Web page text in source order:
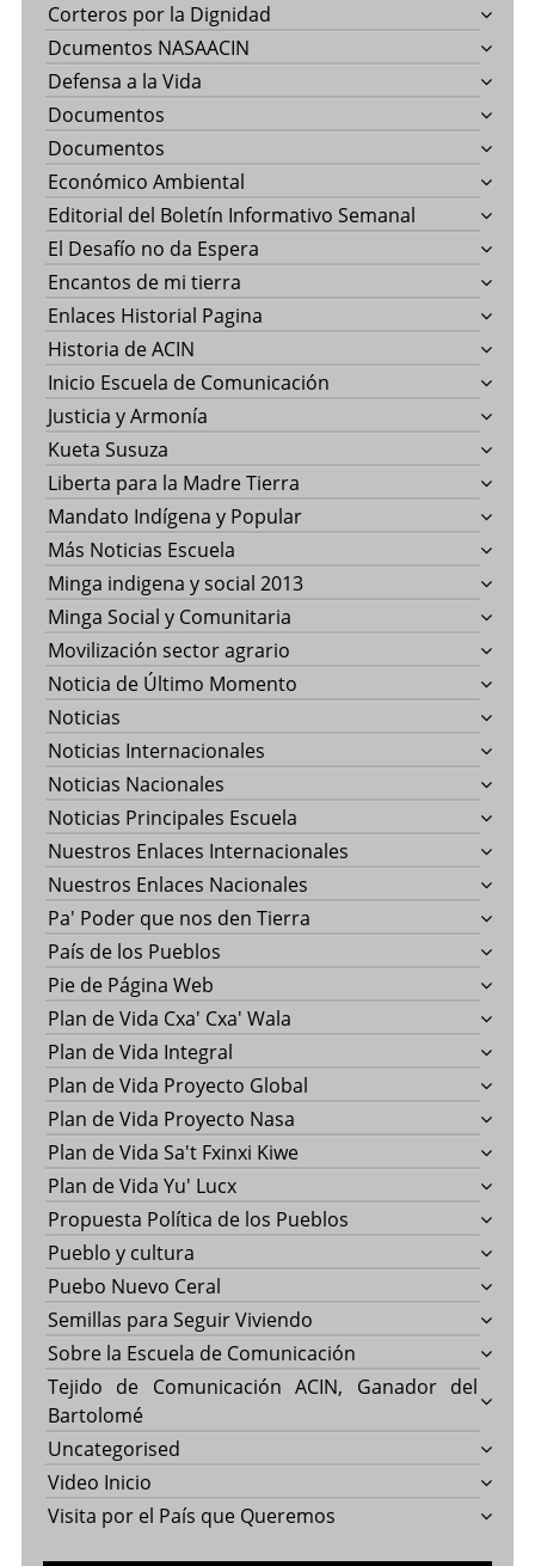
Corteros por la Dignidad
Dcumentos NASAACIN
Defensa a la Vida
Documentos
Documentos
Económico Ambiental
Editorial del Boletín Informativo Semanal
El Desafío no da Espera
Encantos de mi tierra
Enlaces Historial Pagina
Historia de ACIN
Inicio Escuela de Comunicación
Justicia y Armonía
Kueta Susuza
Liberta para la Madre Tierra
Mandato Indígena y Popular
Más Noticias Escuela
Minga indigena y social 2013
Minga Social y Comunitaria
Movilización sector agrario
Noticia de Último Momento
Noticias
Noticias Internacionales
Noticias Nacionales
Noticias Principales Escuela
Nuestros Enlaces Internacionales
Nuestros Enlaces Nacionales
Pa' Poder que nos den Tierra
País de los Pueblos
Pie de Página Web
Plan de Vida Cxa' Cxa' Wala
Plan de Vida Integral
Plan de Vida Proyecto Global
Plan de Vida Proyecto Nasa
Plan de Vida Sa't Fxinxi Kiwe
Plan de Vida Yu' Lucx
Propuesta Política de los Pueblos
Pueblo y cultura
Puebo Nuevo Ceral
Semillas para Seguir Viviendo
Sobre la Escuela de Comunicación
Tejido de Comunicación ACIN, Ganador del
Bartolomé
Uncategorised
Video Inicio
Visita por el País que Queremos